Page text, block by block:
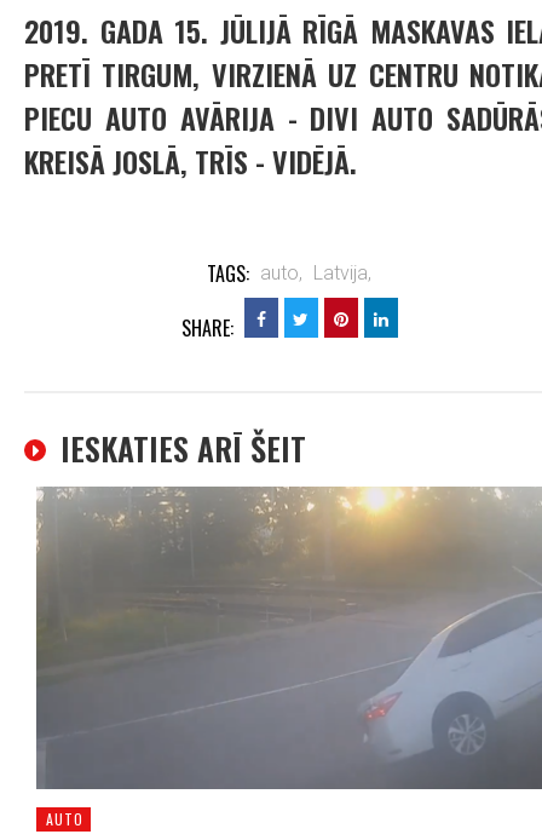
2019. GADA 15. JŪLIJĀ RĪGĀ MASKAVAS
PRETĪ TIRGUM, VIRZIENĀ UZ CENTRU
PIECU AUTO AVĀRIJA - DIVI AUTO
KREISĀ JOSLĀ, TRĪS - VIDĒJĀ.
TAGS: auto, Latvija,
SHARE:
IESKATIES ARĪ ŠEIT
AUTO